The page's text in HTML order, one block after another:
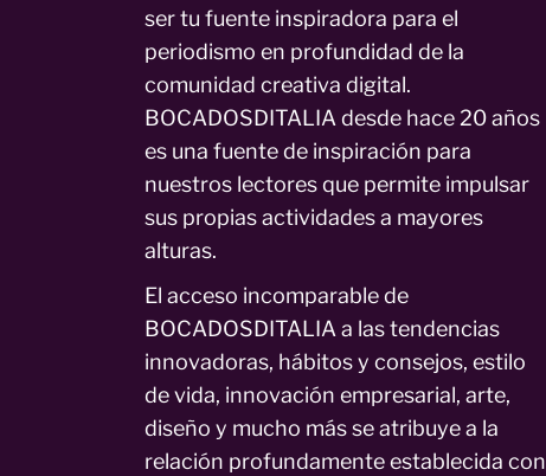
ser tu fuente inspiradora para el
periodismo en profundidad de la
comunidad creativa digital.
BOCADOSDITALIA desde hace 20 años
es una fuente de inspiración para
nuestros lectores que permite impulsar
sus propias actividades a mayores
alturas.
El acceso incomparable de
BOCADOSDITALIA a las tendencias
innovadoras, hábitos y consejos, estilo
de vida, innovación empresarial, arte,
diseño y mucho más se atribuye a la
relación profundamente establecida con